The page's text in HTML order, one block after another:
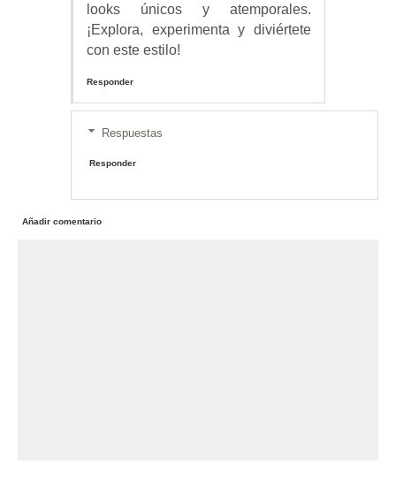
looks únicos y atemporales.
¡Explora, experimenta y diviértete
con este estilo!
Responder
Respuestas
Responder
Añadir comentario